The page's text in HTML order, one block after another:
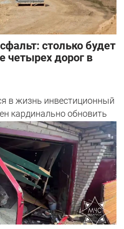
столько будет
четырех дорог в
в жизнь инвестиционный
кардинально обновить
Богуш...